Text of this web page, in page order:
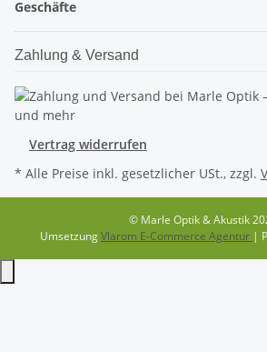
Geschäfte
Zahlung & Versand
Vertrag widerrufen
* Alle Preise inkl. gesetzlicher USt., zzgl.
© Marle Optik & Akustik
UmsetzungVlarom E-Commerce Agentur |